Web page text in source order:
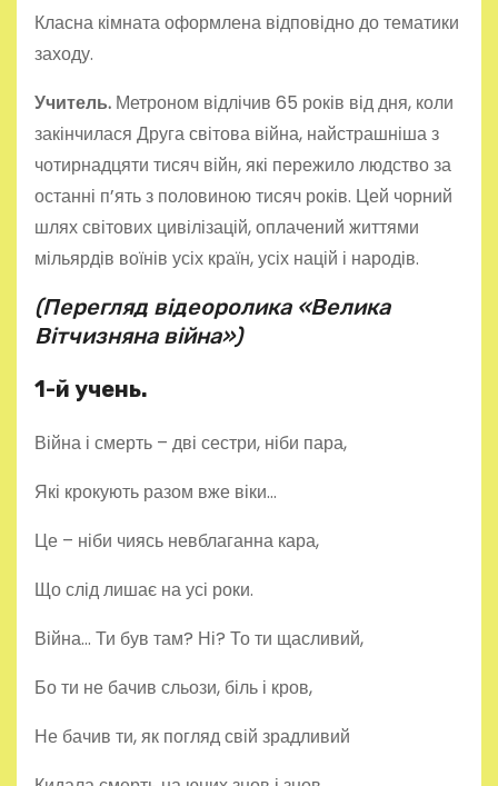
Класна кімната оформлена відповідно до тематики
заходу.
Учитель. Метроном відлічив 65 років від дня, коли
закінчилася Друга світова війна, найстрашніша з
чотирнадцяти тисяч війн, які пережило людство за
останні п’ять з половиною тисяч років. Цей чорний
шлях світових цивілізацій, оплачений життями
мільярдів воїнів усіх країн, усіх націй і народів.
(Перегляд відеоролика «Велика
Вітчизняна війна»)
1-й учень.
Війна і смерть – дві сестри, ніби пара,
Які крокують разом вже віки…
Це – ніби чиясь невблаганна кара,
Що слід лишає на усі роки.
Війна… Ти був там? Ні? То ти щасливий,
Бо ти не бачив сльози, біль і кров,
Не бачив ти, як погляд свій зрадливий